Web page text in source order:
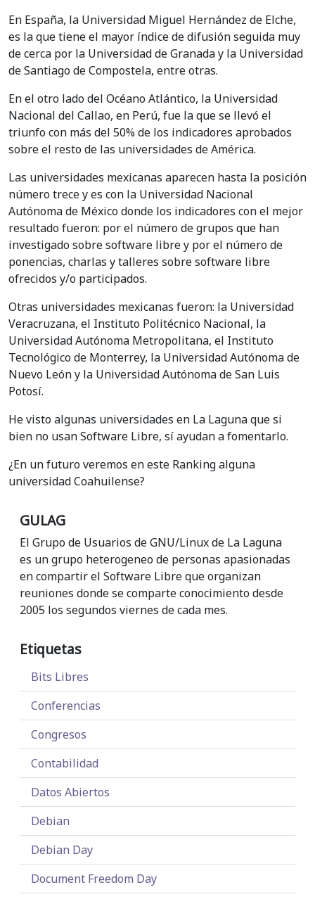
En España, la Universidad Miguel Hernández de Elche,
es la que tiene el mayor índice de difusión seguida muy
de cerca por la Universidad de Granada y la Universidad
de Santiago de Compostela, entre otras.
En el otro lado del Océano Atlántico, la Universidad
Nacional del Callao, en Perú, fue la que se llevó el
triunfo con más del 50% de los indicadores aprobados
sobre el resto de las universidades de América.
Las universidades mexicanas aparecen hasta la posición
número trece y es con la Universidad Nacional
Autónoma de México donde los indicadores con el mejor
resultado fueron: por el número de grupos que han
investigado sobre software libre y por el número de
ponencias, charlas y talleres sobre software libre
ofrecidos y/o participados.
Otras universidades mexicanas fueron: la Universidad
Veracruzana, el Instituto Politécnico Nacional, la
Universidad Autónoma Metropolitana, el Instituto
Tecnológico de Monterrey, la Universidad Autónoma de
Nuevo León y la Universidad Autónoma de San Luis
Potosí.
He visto algunas universidades en La Laguna que si
bien no usan Software Libre, sí ayudan a fomentarlo.
¿En un futuro veremos en este Ranking alguna
universidad Coahuilense?
GULAG
El Grupo de Usuarios de GNU/Linux de La Laguna
es un grupo heterogeneo de personas apasionadas
en compartir el Software Libre que organizan
reuniones donde se comparte conocimiento desde
2005 los segundos viernes de cada mes.
Etiquetas
Bits Libres
Conferencias
Congresos
Contabilidad
Datos Abiertos
Debian
Debian Day
Document Freedom Day